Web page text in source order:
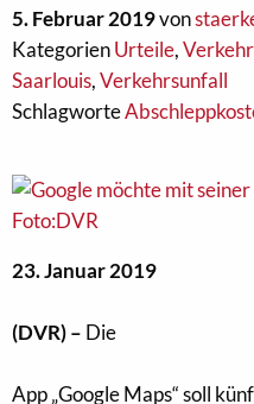
5. Februar 2019von
KategorienUrteile,
Saarlouis,Verkehrsunfall
Schlagworte
23. Januar 2019
(DVR) – Die
App „Google Maps“ soll